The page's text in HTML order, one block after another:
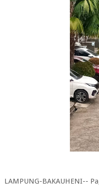
LAMPUNG-BAKAUHENI--